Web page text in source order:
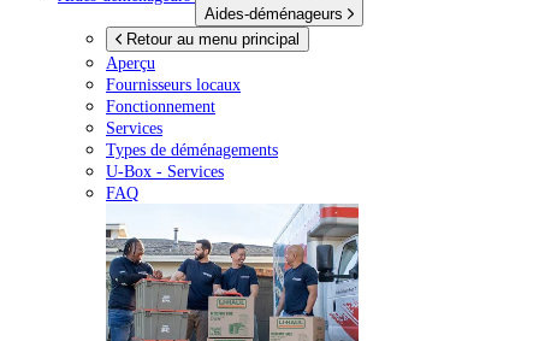
Aides-déménageurs
Retour au menu principal
Aperçu
Fournisseurs locaux
Fonctionnement
Services
Types de déménagements
U-Box - Services
FAQ